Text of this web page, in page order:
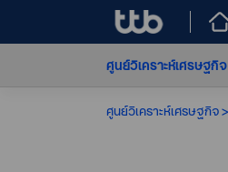
ศูนย์วิเคราะห์เศรษฐกิจ
ศูนย์วิเคราะห์เศรษฐกิจ